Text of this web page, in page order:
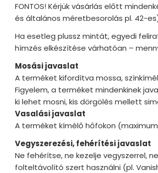
FONTOS! Kérjük vásárlás előtt
és általános méretbesorolás pl. 42-
Ha esetleg plussz mintát, egyedi
hímzés elkészítése várhatóan –
Mosási javaslat
A terméket kifordítva mossa,
Figyelem, a terméket mindenkinek
ki lehet mosni, kis dörgölés mellett
Vasalási javaslat
A terméket kímélő hőfokon
Vegyszerezési, fehérítési javaslat
Ne fehérítse, ne kezelje vegyszerrel,
folteltávolító szert használni (pl.